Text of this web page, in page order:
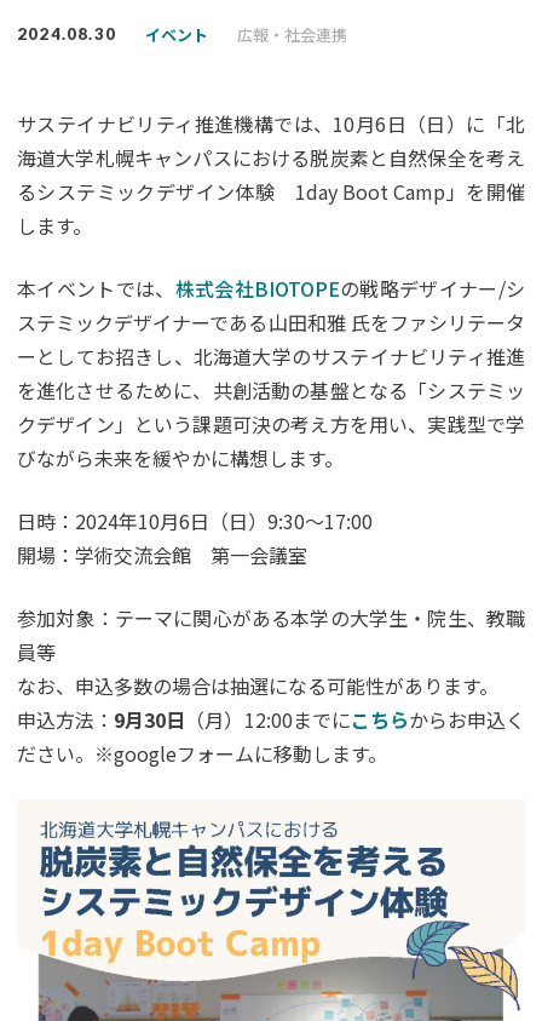
2024.08.30 イベント 広報・社会連携
サステイナビリティ推進機構では、10月6日（日）に「北
海道大学札幌キャンパスにおける脱炭素と自然保全を考え
るシステミックデザイン体験 1day Boot Camp」を開催
します。
本イベントでは、 株式会社BIOTOPEの戦略デザイナー/シ
ステミックデザイナーである山田和雅 氏をファシリテータ
ーとしてお招きし、北海道大学のサステイナビリティ推進
を進化させるために、共創活動の基盤となる「システミッ
クデザイン」という課題可決の考え方を用い、実践型で学
びながら未来を緩やかに構想します。
日時：2024年10月6日（日）9:30～17:00
開場：学術交流会館 第一会議室
参加対象：テーマに関心がある本学の大学生・院生、教職
員等
なお、申込多数の場合は抽選になる可能性があります。
申込方法： 9月30日 （月）12:00までにこちらからお申込く
ださい。※googleフォームに移動します。